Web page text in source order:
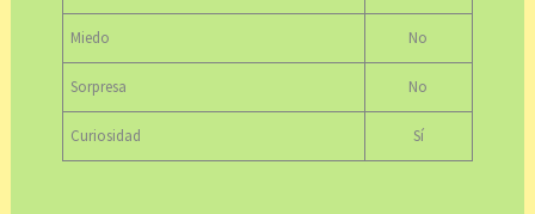
Miedo No
Sorpresa No
Curiosidad Sí